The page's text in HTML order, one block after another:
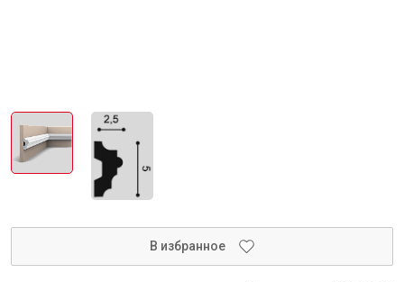
В избранное
Электро-оборудование
Инструменты